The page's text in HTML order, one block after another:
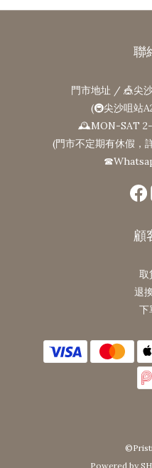
聯
門市地址 / 🎪尖
(🚇尖沙咀站
🕰MON-SAT 2-
(門市不定期有休假，
顧
取
退
下
Powered by